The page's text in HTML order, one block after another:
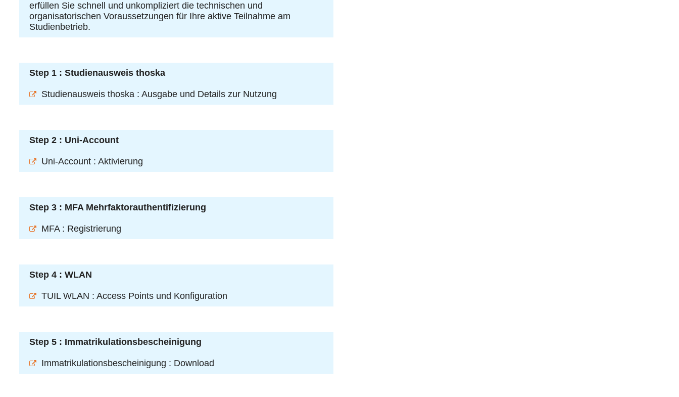
erfüllen Sie schnell und unkompliziert die technischen und
organisatorischen Voraussetzungen für Ihre aktive Teilnahme am
Studienbetrieb.
Step 1 : Studienausweis thoska
Studienausweis thoska : Ausgabe und Details zur Nutzung
Step 2 : Uni-Account
Uni-Account : Aktivierung
Step 3 : MFA Mehrfaktorauthentifizierung
MFA : Registrierung
Step 4 : WLAN
TUIL WLAN : Access Points und Konfiguration
Step 5 : Immatrikulationsbescheinigung
Immatrikulationsbescheinigung : Download